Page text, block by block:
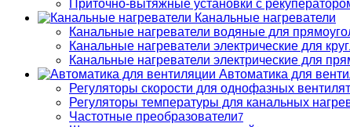
Приточно-вытяжные установки с
Канальные нагреватели
Канальные нагреватели водяные для
Канальные нагреватели электрические для
Канальные нагреватели электрические для
Автоматика для
Регуляторы скорости для однофазных
Регуляторы температуры для канальных
Частотные преобразователи7